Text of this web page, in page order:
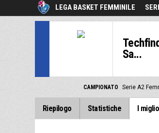
LEGA BASKET FEMMINILE
Sa...
CAMPIONATO Serie A2
Riepilogo Statistiche I